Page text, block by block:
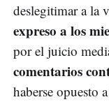
deslegitimar a la
expreso a los
por el juicio
comentarios
haberse opuesto